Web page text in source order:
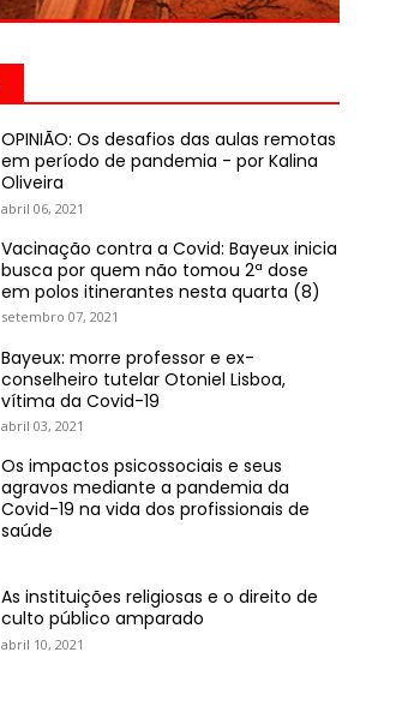
OPINIÃO: Os desafios das aulas remotas
em período de pandemia - por Kalina
Oliveira
abril 06, 2021
Vacinação contra a Covid: Bayeux inicia
busca por quem não tomou 2ª dose
em polos itinerantes nesta quarta (8)
setembro 07, 2021
Bayeux: morre professor e ex-
conselheiro tutelar Otoniel Lisboa,
vítima da Covid-19
abril 03, 2021
Os impactos psicossociais e seus
agravos mediante a pandemia da
Covid-19 na vida dos profissionais de
saúde
As instituições religiosas e o direito de
culto público amparado
abril 10, 2021